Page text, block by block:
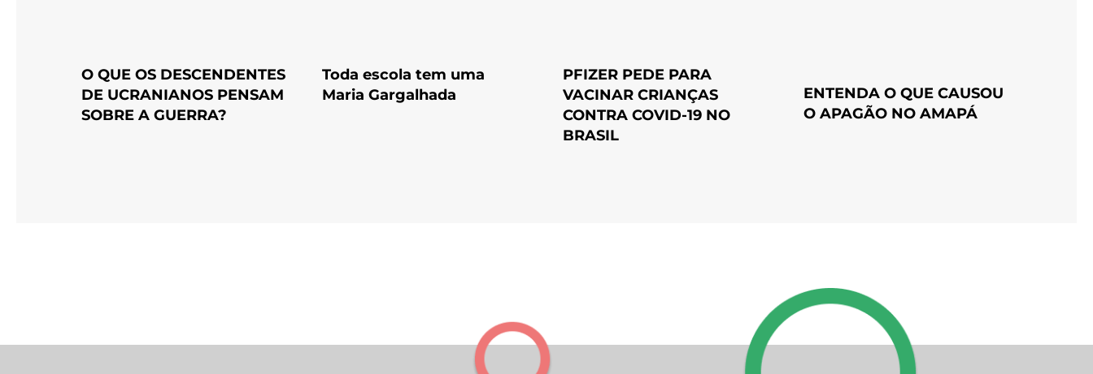
O QUE OS DESCENDENTES
DE UCRANIANOS PENSAM
SOBRE A GUERRA?
Toda escola tem uma
Maria Gargalhada
PFIZER PEDE PARA
VACINAR CRIANÇAS
CONTRA COVID-19 NO
BRASIL
ENTENDA O QUE CAUSOU
O APAGÃO NO AMAPÁ